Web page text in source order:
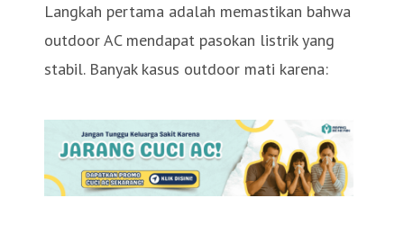
Langkah pertama adalah memastikan bahwa
outdoor AC mendapat pasokan listrik yang
stabil. Banyak kasus outdoor mati karena: